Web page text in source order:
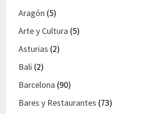
Aragón (5)
Arte y Cultura (5)
Asturias (2)
Bali (2)
Barcelona (90)
Bares y Restaurantes (73)